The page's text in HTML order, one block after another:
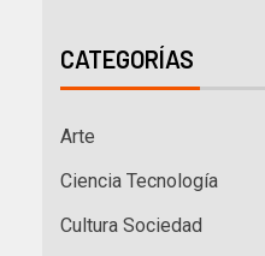
CATEGORÍAS
Arte
Ciencia Tecnología
Cultura Sociedad